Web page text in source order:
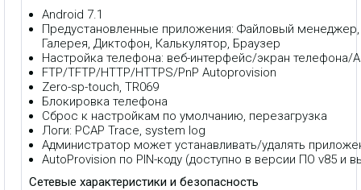
Android 7.1
Предустановленные приложения: Файловый менеджер,
Галерея, Диктофон, Калькулятор, Браузер
Настройка телефона: веб-интерфейс/экран телефона/
FTP/TFTP/HTTP/HTTPS/PnP Autoprovision
Zero-sp-touch, TR069
Блокировка телефона
Сброс к настройкам по умолчанию, перезагрузка
Логи: PCAP Trace, system log
Администратор может устанавливать/удалять
AutoProvision по PIN-коду (доступно в версии ПО v85 и
Сетевые характеристики и безопасность